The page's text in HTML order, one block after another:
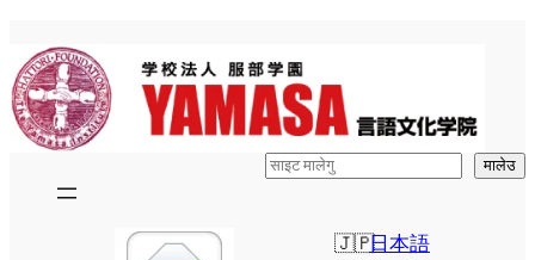
जानुहोस्
検
मालेउ
日本語